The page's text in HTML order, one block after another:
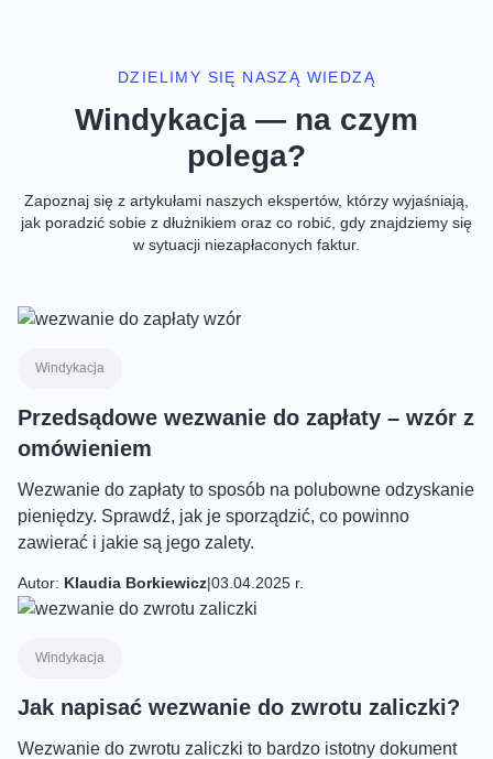
DZIELIMY SIĘ NASZĄ WIEDZĄ
Windykacja — na czym
polega?
Zapoznaj się z artykułami naszych ekspertów, którzy wyjaśniają,
jak poradzić sobie z dłużnikiem oraz co robić, gdy znajdziemy się
w sytuacji niezapłaconych faktur.
Windykacja
Przedsądowe wezwanie do zapłaty – wzór z
omówieniem
Wezwanie do zapłaty to sposób na polubowne odzyskanie
pieniędzy. Sprawdź, jak je sporządzić, co powinno
zawierać i jakie są jego zalety.
Autor: Klaudia Borkiewicz|03.04.2025 r.
Windykacja
Jak napisać wezwanie do zwrotu zaliczki?
Wezwanie do zwrotu zaliczki to bardzo istotny dokument